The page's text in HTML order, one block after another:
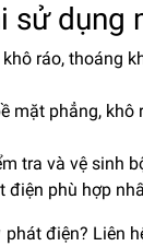
sử
ráo, thoáng
mặt phẳng,
tra và vệ sinh
điện phù hợp
điện? Liên